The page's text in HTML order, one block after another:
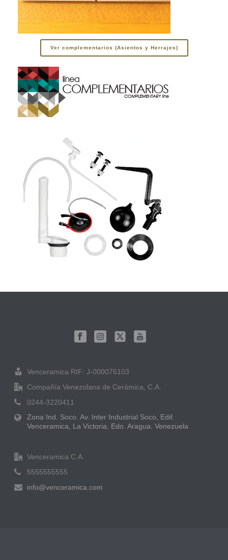
Ver complementarios (Asientos y Herrajes)
Venceramica RIF: J-000076103
Compañía Venezolana de Cerámica, C.A.
0244-3220411
Zona Ind. Soco. Av. Inter Industrial Soco, Edif.
Venceramica, La Victoria, Edo. Aragua. Venezuela
Venceramica C.A.
5555555555
info@venceramica.com